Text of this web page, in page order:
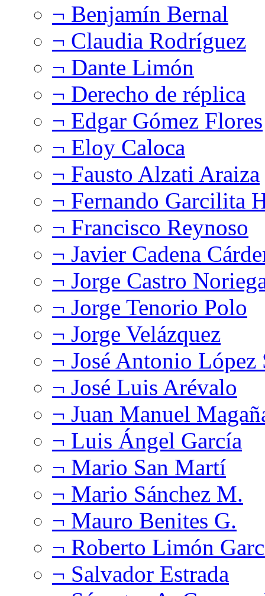
¬ Benjamín Bernal
¬ Claudia Rodríguez
¬ Dante Limón
¬ Derecho de réplica
¬ Edgar Gómez Flores
¬ Eloy Caloca
¬ Fausto Alzati Araiza
¬ Fernando Garcilita
¬ Francisco Reynoso
¬ Javier Cadena
¬ Jorge Castro
¬ Jorge Tenorio Polo
¬ Jorge Velázquez
¬ José Antonio López
¬ José Luis Arévalo
¬ Juan Manuel
¬ Luis Ángel García
¬ Mario San Martí
¬ Mario Sánchez M.
¬ Mauro Benites G.
¬ Roberto Limón
¬ Salvador Estrada